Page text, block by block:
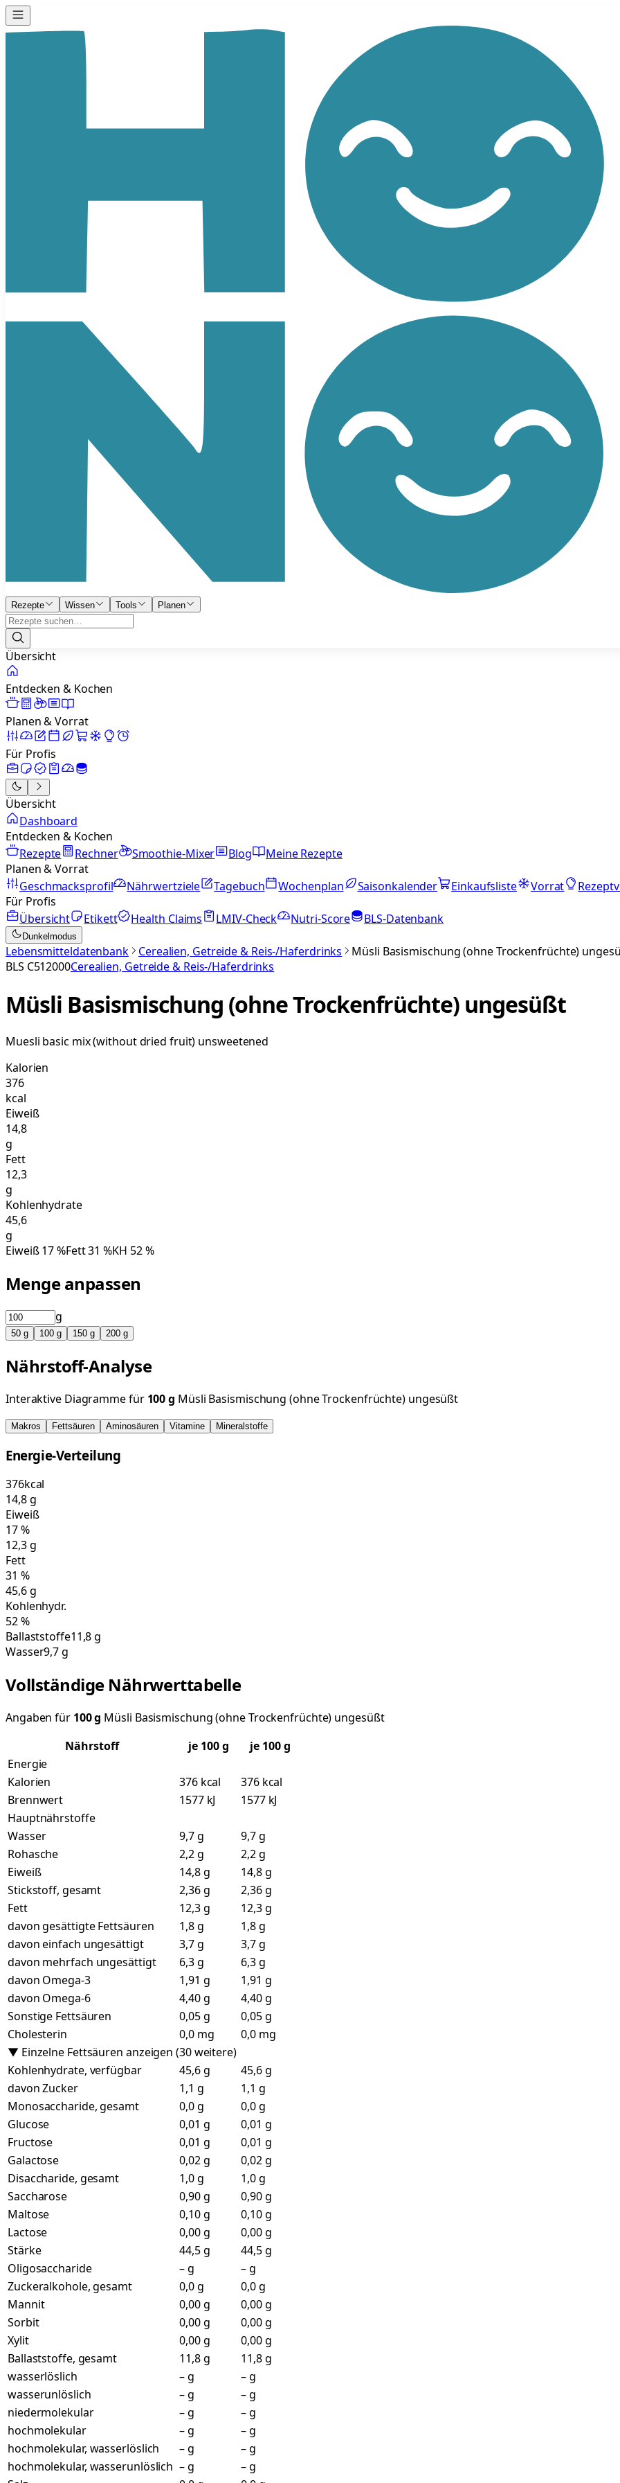
Rezepte Wissen Tools Planen
Übersicht
Entdecken & Kochen
Planen & Vorrat
Für Profis
Übersicht
Dashboard
Entdecken & Kochen
Rezepte
Rechner Smoothie-Mixer Blog
Meine Rezepte
Planen & Vorrat
Geschmacksprofil
Nährwertziele Tagebuch Wochenplan Saisonkalender Einkaufsliste Vorrat
Für Profis
Übersicht
Etikett Health Claims LMIV-Check Nutri-Score BLS-Datenbank
Dunkelmodus
Lebensmitteldatenbank Cerealien, Getreide & Reis-/Haferdrinks
Müsli Basismischung (ohne Trockenfrüchte)
BLS C512000Cerealien, Getreide & Reis-/Haferdrinks
Müsli Basismischung (ohne Trockenfrüchte) ungesüßt
Muesli basic mix (without dried fruit) unsweetened
Kalorien
376
kcal
Eiweiß
14,8
g
Fett
12,3
g
Kohlenhydrate
45,6
g
Eiweiß17%Fett31 %KH 52%
Menge anpassen
g
50 g 100 g 150 g 200 g
Nährstoff-Analyse
Interaktive Diagramme für 100g Müsli Basismischung (ohne Trockenfrüchte) ungesüßt
Makros Fettsäuren Aminosäuren Vitamine Mineralstoffe
Energie-Verteilung
376kcal
14,8g
Eiweiß
17%
12,3g
Fett
31 %
45,6g
Kohlenhydr.
52%
Ballaststoffe11,8 g
Wasser9,7 g
Vollständige Nährwerttabelle
Angaben für 100g Müsli Basismischung (ohne Trockenfrüchte) ungesüßt
Nährstoff
je 100g
je 100 g
Energie
Kalorien
376 kcal
376 kcal
Brennwert
1577 kJ
1577 kJ
Hauptnährstoffe
Wasser
9,7 g
9,7 g
Rohasche
2,2 g
2,2 g
Eiweiß
14,8 g
14,8 g
Stickstoff, gesamt
2,36 g
2,36 g
Fett
12,3 g
12,3 g
davon gesättigte Fettsäuren
1,8 g
1,8 g
davon einfach ungesättigt
3,7 g
3,7 g
davon mehrfach ungesättigt
6,3 g
6,3 g
davon Omega-3
1,91 g
1,91 g
davon Omega-6
4,40 g
4,40 g
Sonstige Fettsäuren
0,05 g
0,05 g
Cholesterin
0,0 mg
0,0 mg
▼ Einzelne Fettsäuren anzeigen (30 weitere)
Kohlenhydrate, verfügbar
45,6 g
45,6 g
davon Zucker
1,1 g
1,1 g
Monosaccharide, gesamt
0,0 g
0,0 g
Glucose
0,01 g
0,01 g
Fructose
0,01 g
0,01 g
Galactose
0,02 g
0,02 g
Disaccharide, gesamt
1,0 g
1,0 g
Saccharose
0,90 g
0,90 g
Maltose
0,10 g
0,10 g
Lactose
0,00 g
0,00 g
Stärke
44,5 g
44,5 g
Oligosaccharide
– g
– g
Zuckeralkohole, gesamt
0,0 g
0,0 g
Mannit
0,00 g
0,00 g
Sorbit
0,00 g
0,00 g
Xylit
0,00 g
0,00 g
Ballaststoffe, gesamt
11,8 g
11,8 g
wasserlöslich
– g
– g
wasserunlöslich
– g
– g
niedermolekular
– g
– g
hochmolekular
– g
– g
hochmolekular, wasserlöslich
– g
– g
hochmolekular, wasserunlöslich – g
– g